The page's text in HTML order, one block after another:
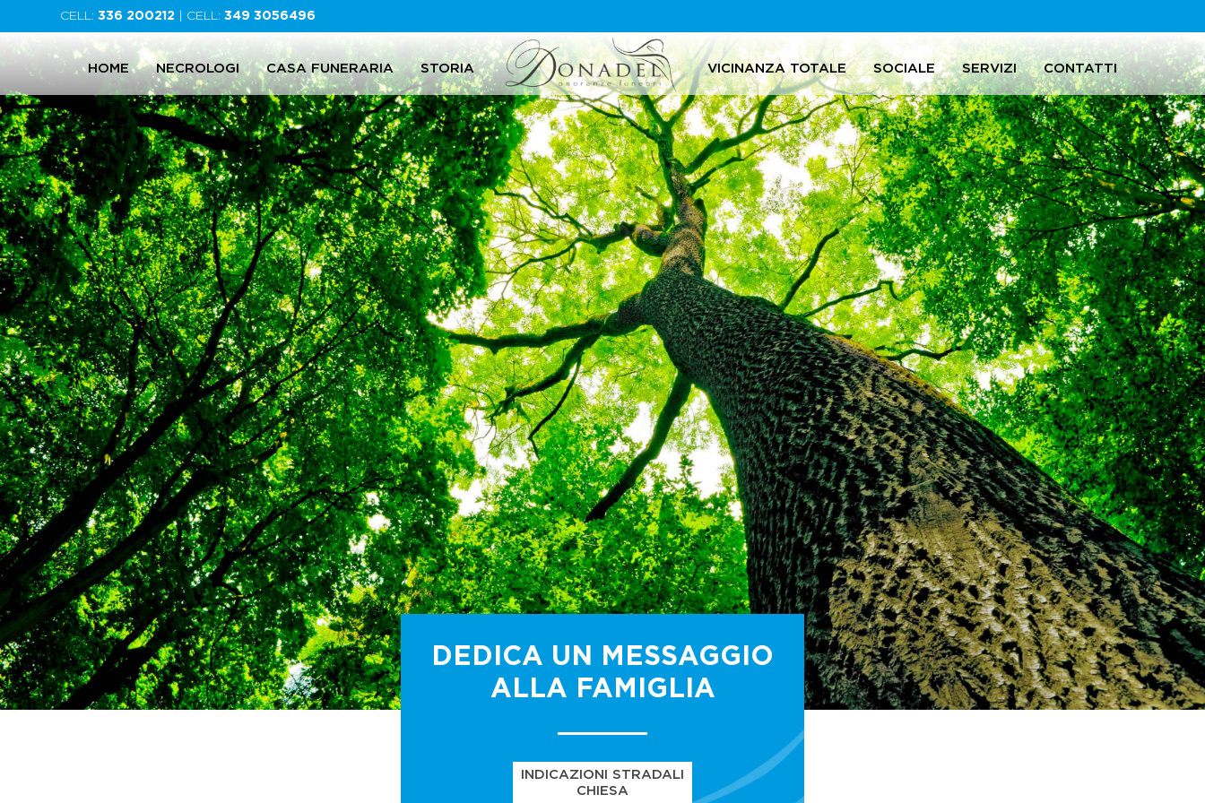
CELL:336 200212 | CELL:349 3056496
HOME NECROLOGI CASA FUNERARIA STORIA VICINANZA TOTALE SOCIALE SERVIZI CONTATTI
DEDICA UN MESSAGGIO
ALLA FAMIGLIA
INDICAZIONI STRADALI
CHIESA